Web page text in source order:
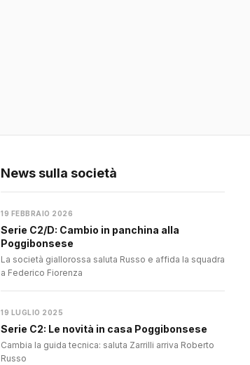
News sulla società
19 FEBBRAIO 2026
Serie C2/D: Cambio in panchina alla
Poggibonsese
La società giallorossa saluta Russo e affida la squadra
a Federico Fiorenza
19 LUGLIO 2025
Serie C2: Le novità in casa Poggibonsese
Cambia la guida tecnica: saluta Zarrilli arriva Roberto
Russo